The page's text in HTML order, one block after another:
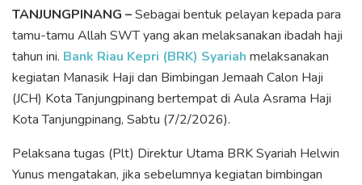
TANJUNGPINANG –Sebagai bentuk pelayan kepada para
tamu-tamu Allah SWT yang akan melaksanakan ibadah haji
tahun ini. Bank Riau Kepri (BRK) Syariah melaksanakan
kegiatan Manasik Haji dan Bimbingan Jemaah Calon Haji
(JCH) Kota Tanjungpinang bertempat di Aula Asrama Haji
Kota Tanjungpinang, Sabtu (7/2/2026).
Pelaksana tugas (Plt) Direktur Utama BRK Syariah Helwin
Yunus mengatakan, jika sebelumnya kegiatan bimbingan